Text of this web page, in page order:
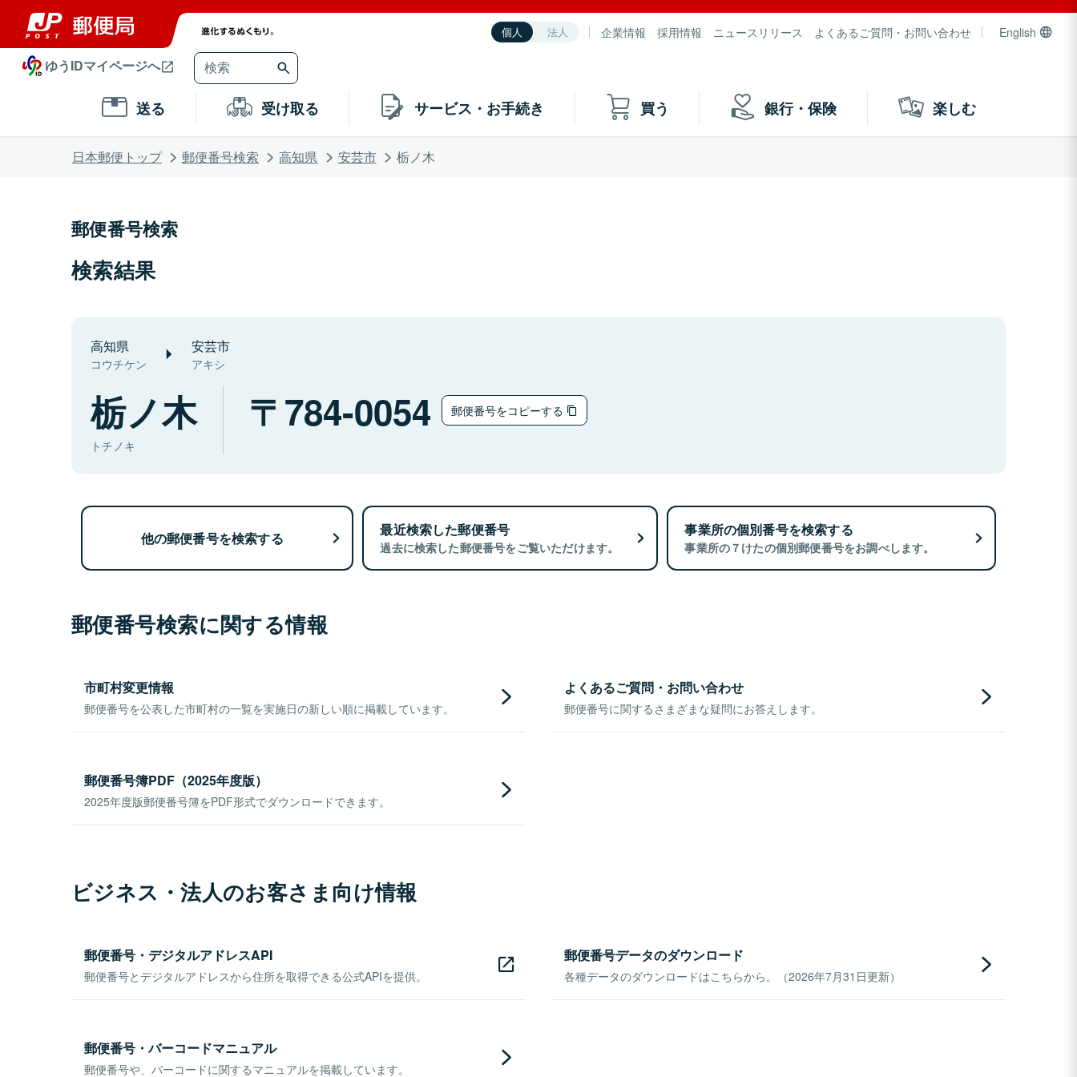
個人 法人 企業情報 採用情報 ニュースリリース よくあるご質問・お問い合わせ English
ゆうIDマイページへ
送る 受け取る サービス・お手続き 買う 銀行・保険 楽しむ
日本郵便トップ 郵便番号検索 高知県 安芸市 栃ノ木
郵便番号検索
検索結果
高知県
コウチケン
安芸市
アキシ
栃ノ木
トチノキ
784-0054 郵便番号をコピーする
他の郵便番号を検索する 最近検索した郵便番号
過去に検索した郵便番号をご覧いただけます。
事業所の個別番号を検索する
事業所の７けたの個別郵便番号をお調べします。
郵便番号検索に関する情報
市町村変更情報
郵便番号を公表した市町村の一覧を実施日の新しい順に掲載しています。
よくあるご質問・お問い合わせ
郵便番号に関するさまざまな疑問にお答えします。
郵便番号簿PDF（2025年度版）
2025年度版郵便番号簿をPDF形式でダウンロードできます。
ビジネス・法人のお客さま向け情報
郵便番号・デジタルアドレスAPI
郵便番号とデジタルアドレスから住所を取得できる公式APIを提供。
郵便番号データのダウンロード
各種データのダウンロードはこちらから。（2026年7月31日更新）
郵便番号・バーコードマニュアル
郵便番号や、バーコードに関するマニュアルを掲載しています。